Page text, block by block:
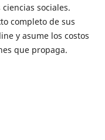
sociales.
completo de sus
y asume los costos
que propaga.